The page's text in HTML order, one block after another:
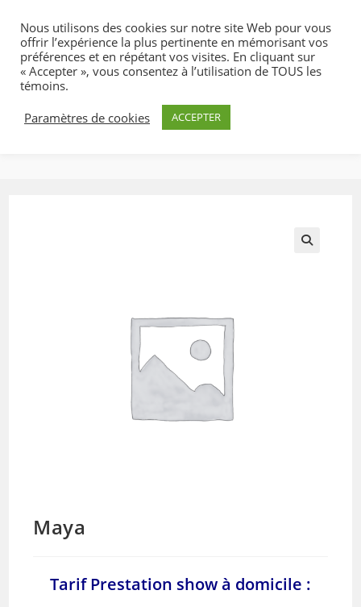
content
Maya
Tarif Prestation show à domicile :
Nous utilisons des cookies sur notre site Web pour vous
offrir l’expérience la plus pertinente en mémorisant vos
préférences et en répétant vos visites. En cliquant sur
« Accepter », vous consentez à l’utilisation de TOUS les
témoins.
Paramètres de cookies
ACCEPTER